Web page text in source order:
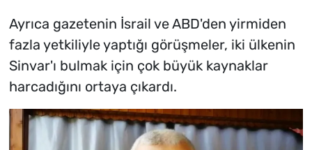
Ayrıca gazetenin İsrail ve ABD'den yirmiden
fazla yetkiliyle yaptığı görüşmeler, iki ülkenin
Sinvar'ı bulmak için çok büyük kaynaklar
harcadığını ortaya çıkardı.